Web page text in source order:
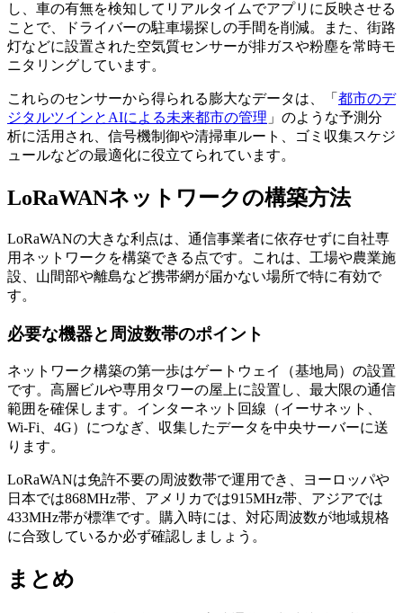
し、車の有無を検知してリアルタイムでアプリに反映させる
ことで、ドライバーの駐車場探しの手間を削減。また、街路
灯などに設置された空気質センサーが排ガスや粉塵を常時モ
ニタリングしています。
これらのセンサーから得られる膨大なデータは、「 都市のデ
ジタルツインとAIによる未来都市の管理 」のような予測分
析に活用され、信号機制御や清掃車ルート、ゴミ収集スケジ
ュールなどの最適化に役立てられています。
LoRaWANネットワークの構築方法
LoRaWANの大きな利点は、通信事業者に依存せずに自社専
用ネットワークを構築できる点です。これは、工場や農業施
設、山間部や離島など携帯網が届かない場所で特に有効で
す。
必要な機器と周波数帯のポイント
ネットワーク構築の第一歩はゲートウェイ（基地局）の設置
です。高層ビルや専用タワーの屋上に設置し、最大限の通信
範囲を確保します。インターネット回線（イーサネット、
Wi-Fi、4G）につなぎ、収集したデータを中央サーバーに送
ります。
LoRaWANは免許不要の周波数帯で運用でき、ヨーロッパや
日本では868MHz帯、アメリカでは915MHz帯、アジアでは
433MHz帯が標準です。購入時には、対応周波数が地域規格
に合致しているか必ず確認しましょう。
まとめ